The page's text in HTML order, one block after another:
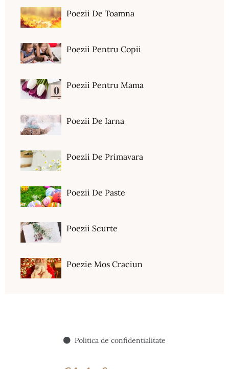
Poezii De Toamna
Poezii Pentru Copii
Poezii Pentru Mama
Poezii De Iarna
Poezii De Primavara
Poezii De Paste
Poezii Scurte
Poezie Mos Craciun
Politica de confidentialitate